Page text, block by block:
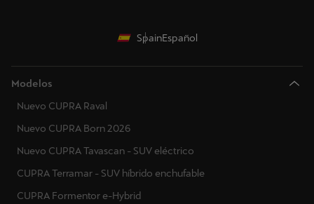
SpainEspañol
Modelos
Nuevo CUPRA Raval
Nuevo CUPRA Born 2026
Nuevo CUPRA Tavascan - SUV eléctrico
CUPRA Terramar - SUV híbrido enchufable
CUPRA Formentor e-Hybrid